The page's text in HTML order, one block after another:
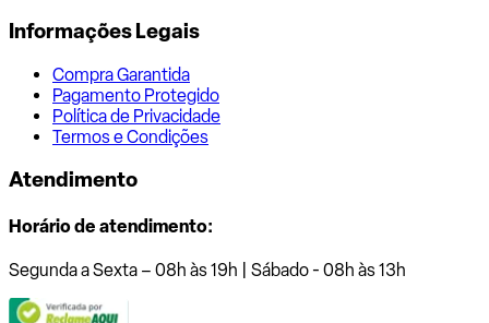
Informações Legais
Compra Garantida
Pagamento Protegido
Política de Privacidade
Termos e Condições
Atendimento
Horário de atendimento:
Segunda a Sexta – 08h às 19h | Sábado - 08h às 13h